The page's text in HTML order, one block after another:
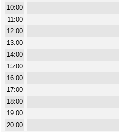
10:00
11:00
12:00
13:00
14:00
15:00
16:00
17:00
18:00
19:00
20:00